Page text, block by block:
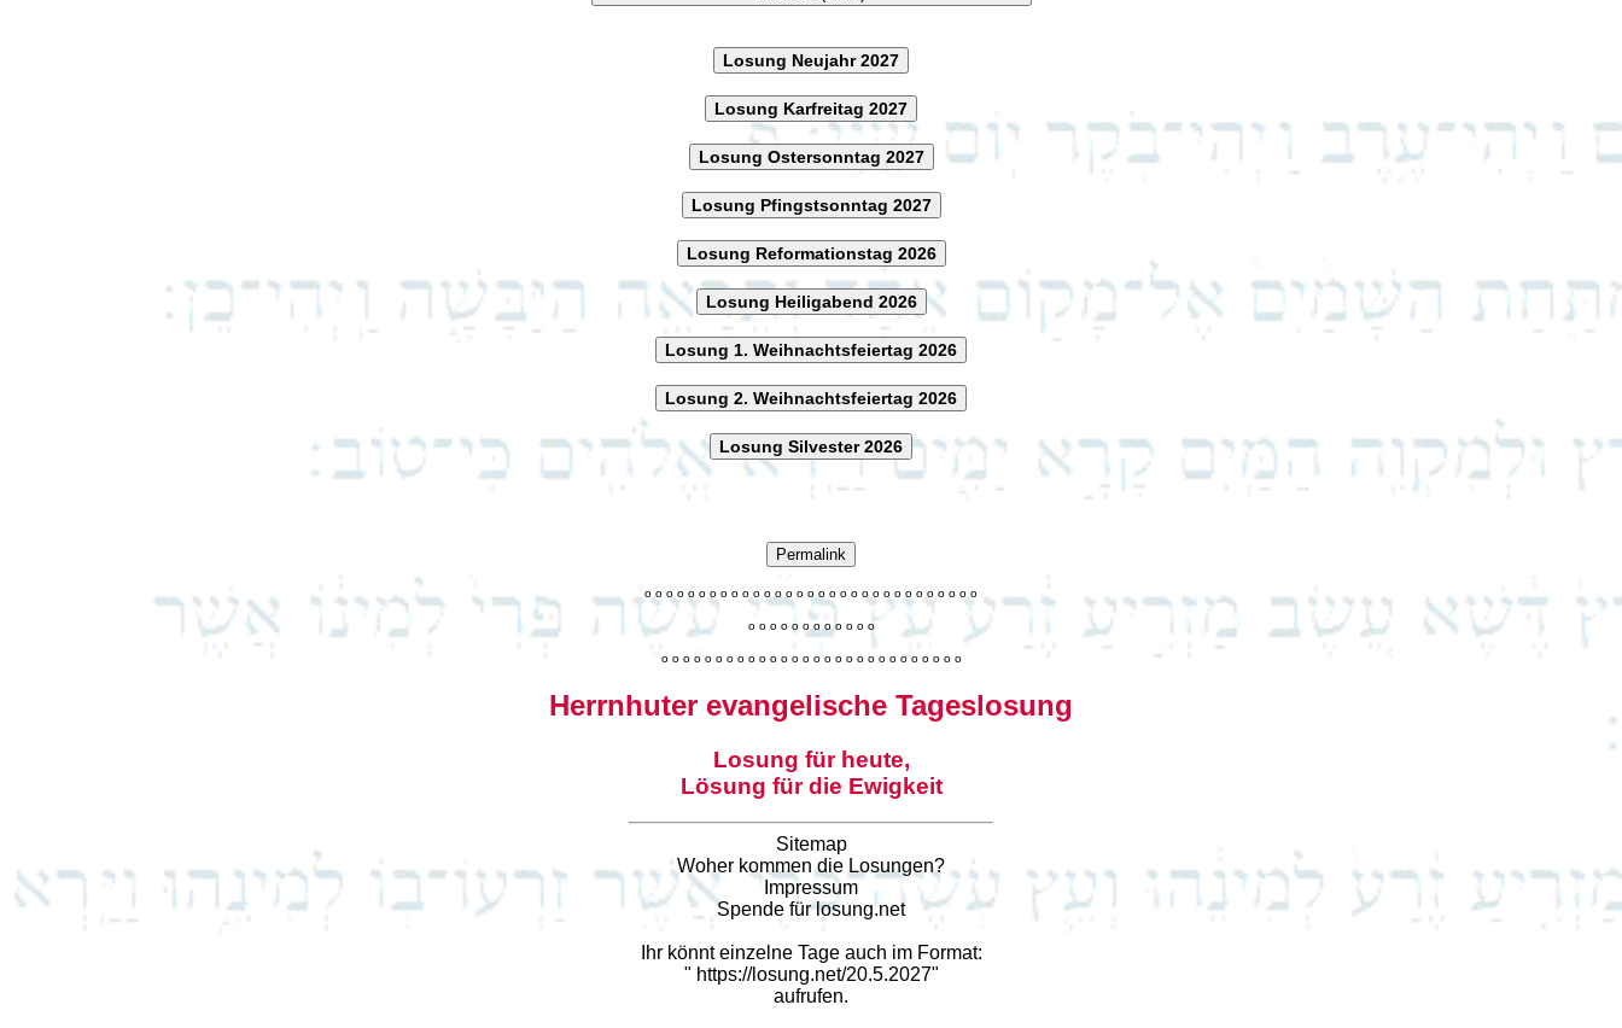
Losung Neujahr 2027
Losung Karfreitag 2027
Losung Ostersonntag 2027
Losung Pfingstsonntag 2027
Losung Reformationstag 2026
Losung Heiligabend 2026
Losung 1. Weihnachtsfeiertag 2026
Losung 2. Weihnachtsfeiertag 2026
Losung Silvester 2026
Permalink
o o o o o o o o o o o o o o o o o o o o o o o o o o o o o o o
o o o o o o o o o o o o
o o o o o o o o o o o o o o o o o o o o o o o o o o o o
Herrnhuter evangelische Tageslosung
Losung für heute,
Lösung für die Ewigkeit
Sitemap
Woher kommen die Losungen?
Impressum
Spende für losung.net
Ihr könnt einzelne Tage auch im Format:
" https://losung.net/20.5.2027"
aufrufen.